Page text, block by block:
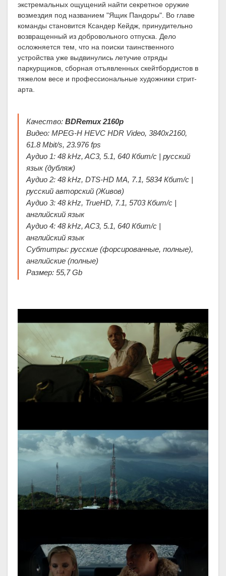
экстремальных ощущений найти секретное оружие
возмездия под названием "Ящик Пандоры". Во главе
команды становится Ксандер Кейдж, принудительно
возвращенный из добровольного отпуска. Дело
осложняется тем, что на поиски таинственного
устройства уже выдвинулись летучие отряды
паркурщиков, сборная отъявленных скейтбордистов в
тяжелом весе и профессиональные художники стрит-
арта.
Качество:BDRemux 2160p
Видео: MPEG-H HEVC HDR Video, 3840x2160,
61.8 Mbit/s, 23.976 fps
Аудио 1: 48 kHz, AC3, 5.1, 640 Кбит/с | русский
язык (дубляж)
Аудио 2: 48 kHz, DTS-HD MA, 7.1, 5834 Кбит/с |
русский авторский (Живов)
Аудио 3: 48 kHz, TrueHD, 7.1, 5703 Кбит/с |
английский язык
Аудио 4: 48 kHz, AC3, 5.1, 640 Кбит/с |
английский язык
Субтитры: русские (форсированные, полные),
английские (полные)
Размер: 55,7 Gb